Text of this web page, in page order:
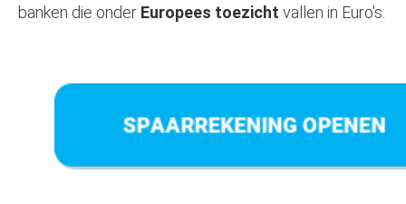
banken die onder Europees toezicht vallen in Euro's.